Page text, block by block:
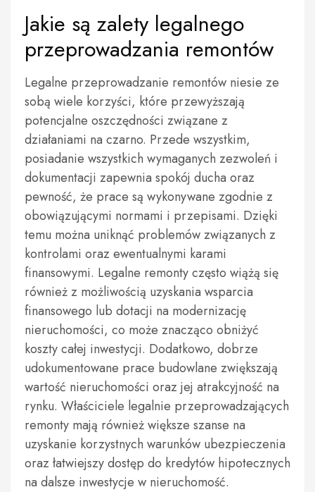
Jakie są zalety legalnego
przeprowadzania remontów
Legalne przeprowadzanie remontów niesie ze
sobą wiele korzyści, które przewyższają
potencjalne oszczędności związane z
działaniami na czarno. Przede wszystkim,
posiadanie wszystkich wymaganych zezwoleń i
dokumentacji zapewnia spokój ducha oraz
pewność, że prace są wykonywane zgodnie z
obowiązującymi normami i przepisami. Dzięki
temu można uniknąć problemów związanych z
kontrolami oraz ewentualnymi karami
finansowymi. Legalne remonty często wiążą się
również z możliwością uzyskania wsparcia
finansowego lub dotacji na modernizację
nieruchomości, co może znacząco obniżyć
koszty całej inwestycji. Dodatkowo, dobrze
udokumentowane prace budowlane zwiększają
wartość nieruchomości oraz jej atrakcyjność na
rynku. Właściciele legalnie przeprowadzających
remonty mają również większe szanse na
uzyskanie korzystnych warunków ubezpieczenia
oraz łatwiejszy dostęp do kredytów hipotecznych
na dalsze inwestycje w nieruchomość.